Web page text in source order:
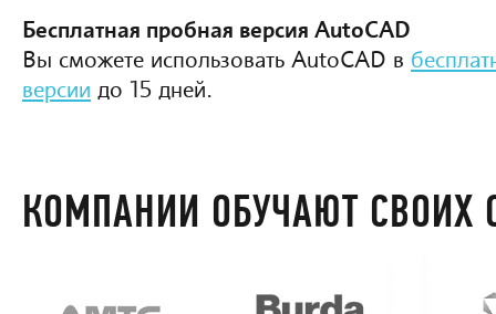
Бесплатная пробная версия AutoCAD
Вы сможете использовать AutoCAD в
версии до 15 дней.
КОМПАНИИ ОБУЧАЮТ СВОИХ